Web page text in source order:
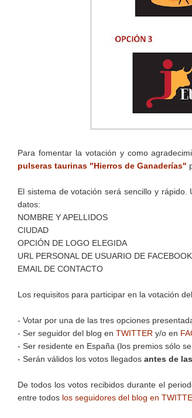
Para fomentar la votación y como
pulseras taurinas "Hierros de Ganaderías"
El sistema de votación será sencillo y
datos:
NOMBRE Y APELLIDOS
CIUDAD
OPCIÓN DE LOGO ELEGIDA
URL PERSONAL DE USUARIO DE
EMAIL DE CONTACTO
Los requisitos para participar en la votación
- Votar por una de las tres opciones
- Ser seguidor del blog en TWITTER y/o en
- Ser residente en España (los premios sólo
- Serán válidos los votos llegados antes de
De todos los votos recibidos durante el
entre todos los seguidores del blog en